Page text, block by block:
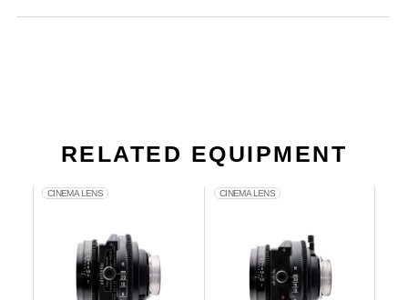
RELATED EQUIPMENT
CINEMA LENS CINEMA LENS